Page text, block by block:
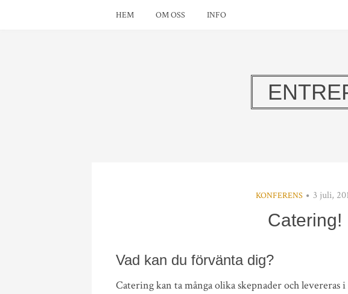
HEM OM OSS INFO
KONFERENS 3 juli,
Catering!
Vad kan du förvänta dig?
Catering kan ta många olika skepnader och levereras